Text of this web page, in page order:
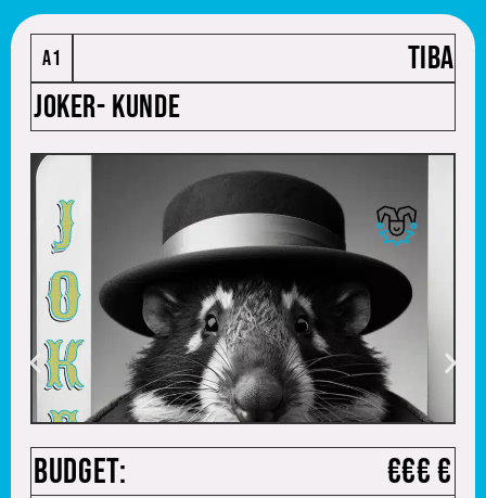
A1
TIBA
Joker- Kunde
Budget:
€€€ €